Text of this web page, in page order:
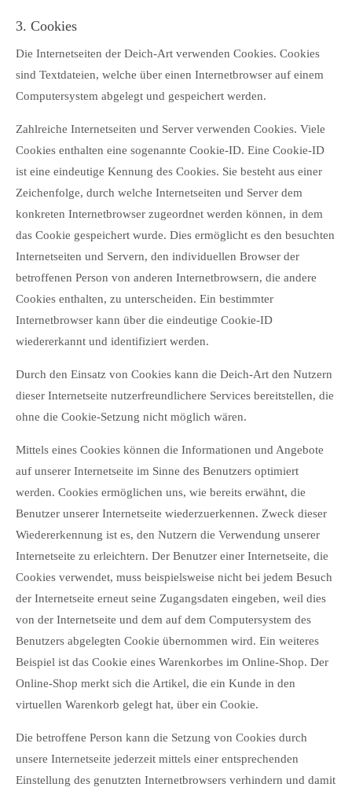
3. Cookies
Die Internetseiten der Deich-Art verwenden Cookies. Cookies
sind Textdateien, welche über einen Internetbrowser auf einem
Computersystem abgelegt und gespeichert werden.
Zahlreiche Internetseiten und Server verwenden Cookies. Viele
Cookies enthalten eine sogenannte Cookie-ID. Eine Cookie-ID
ist eine eindeutige Kennung des Cookies. Sie besteht aus einer
Zeichenfolge, durch welche Internetseiten und Server dem
konkreten Internetbrowser zugeordnet werden können, in dem
das Cookie gespeichert wurde. Dies ermöglicht es den besuchten
Internetseiten und Servern, den individuellen Browser der
betroffenen Person von anderen Internetbrowsern, die andere
Cookies enthalten, zu unterscheiden. Ein bestimmter
Internetbrowser kann über die eindeutige Cookie-ID
wiedererkannt und identifiziert werden.
Durch den Einsatz von Cookies kann die Deich-Art den Nutzern
dieser Internetseite nutzerfreundlichere Services bereitstellen, die
ohne die Cookie-Setzung nicht möglich wären.
Mittels eines Cookies können die Informationen und Angebote
auf unserer Internetseite im Sinne des Benutzers optimiert
werden. Cookies ermöglichen uns, wie bereits erwähnt, die
Benutzer unserer Internetseite wiederzuerkennen. Zweck dieser
Wiedererkennung ist es, den Nutzern die Verwendung unserer
Internetseite zu erleichtern. Der Benutzer einer Internetseite, die
Cookies verwendet, muss beispielsweise nicht bei jedem Besuch
der Internetseite erneut seine Zugangsdaten eingeben, weil dies
von der Internetseite und dem auf dem Computersystem des
Benutzers abgelegten Cookie übernommen wird. Ein weiteres
Beispiel ist das Cookie eines Warenkorbes im Online-Shop. Der
Online-Shop merkt sich die Artikel, die ein Kunde in den
virtuellen Warenkorb gelegt hat, über ein Cookie.
Die betroffene Person kann die Setzung von Cookies durch
unsere Internetseite jederzeit mittels einer entsprechenden
Einstellung des genutzten Internetbrowsers verhindern und damit